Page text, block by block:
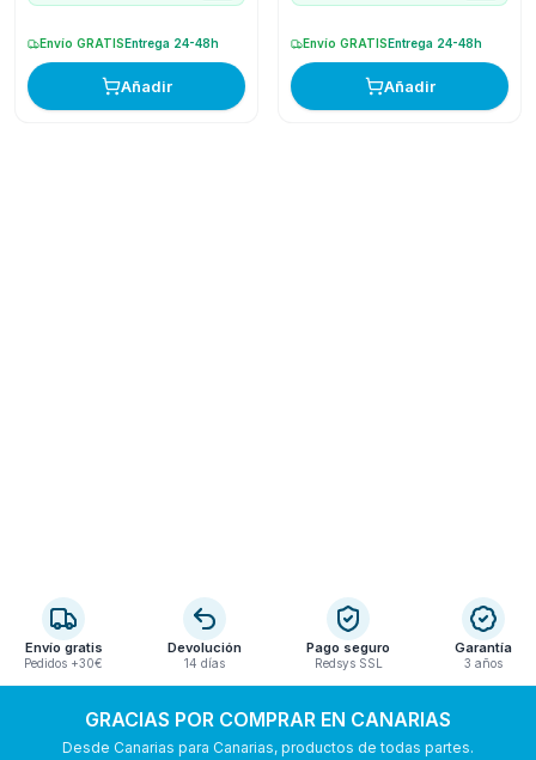
Envío GRATIS Entrega 24-48h
Añadir
Envío GRATIS Entrega 24-48h
Añadir
Envío gratis
Pedidos +30€
Devolución
14 días
Pago seguro
Redsys SSL
Garantía
3 años
GRACIAS POR COMPRAR EN CANARIAS
Desde Canarias para Canarias, productos de todas partes.